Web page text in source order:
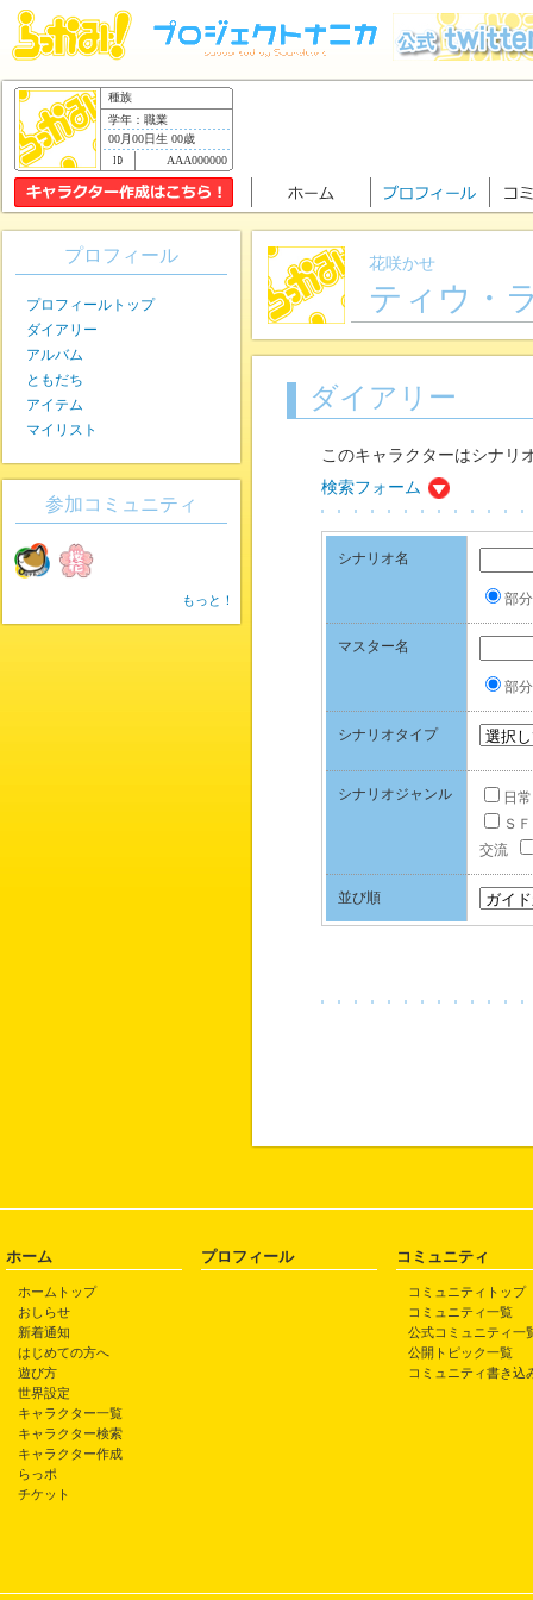
種族
学年：職業
00月00日生 00歳
AAA000000
花咲かせ
ティウ・
ダイアリー
このキャラクターはシナリ
検索フォーム
シナリオ名
部
マスター名
部
シナリオタイプ
シナリオジャンル
日常
Ｓ
交流
並び順
プロフィール
プロフィールトップ
ダイアリー
アルバム
ともだち
アイテム
マイリスト
参加コミュニティ
もっと！
ホーム
ホームトップ
おしらせ
新着通知
はじめての方へ
遊び方
世界設定
キャラクター一覧
キャラクター検索
キャラクター作成
らっポ
チケット
プロフィール コミュニティ
コミュニティトップ
コミュニティ一覧
公式コミュニティ一
公開トピック一覧
コミュニティ書き込